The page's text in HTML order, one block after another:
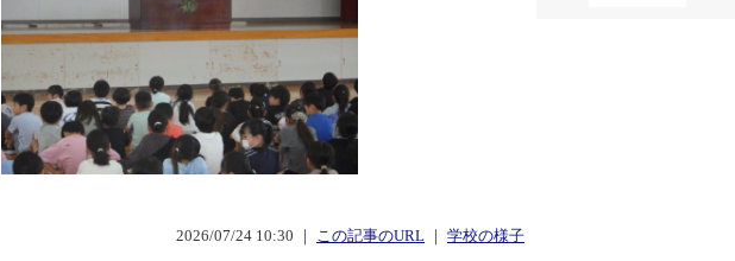
2026/07/24 10:30 ｜ この記事のURL 学校の様子